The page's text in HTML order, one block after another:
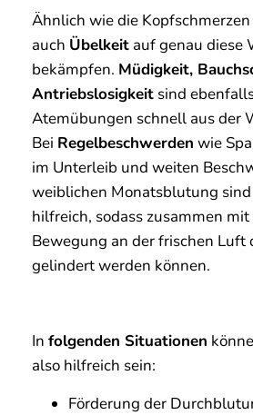
Ähnlich wie die
auch Übelkeit auf genau diese
bekämpfen. Müdigkeit,
Antriebslosigkeit sind
Atemübungen schnell aus der
Bei Regelbeschwerden wie
im Unterleib und weiten
weiblichen Monatsblutung
hilfreich, sodass zusammen
Bewegung an der frischen Luft
gelindert werden können.
In folgenden Situationen
also hilfreich sein:
Förderung der